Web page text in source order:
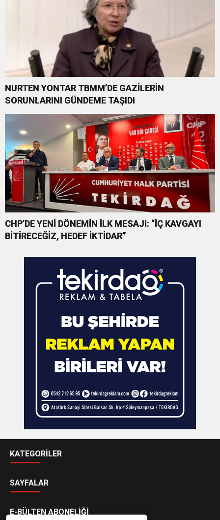
NURTEN YONTAR TBMM’DE GAZİLERİN
SORUNLARINI GÜNDEME TAŞIDI
CHP’DE YENİ DÖNEMİN İLK MESAJI: “İÇ KAVGAYI
BİTİRECEĞİZ, HEDEF İKTİDAR”
KATEGORİLER
SAYFALAR
E-BÜLTEN ABONELİĞİ